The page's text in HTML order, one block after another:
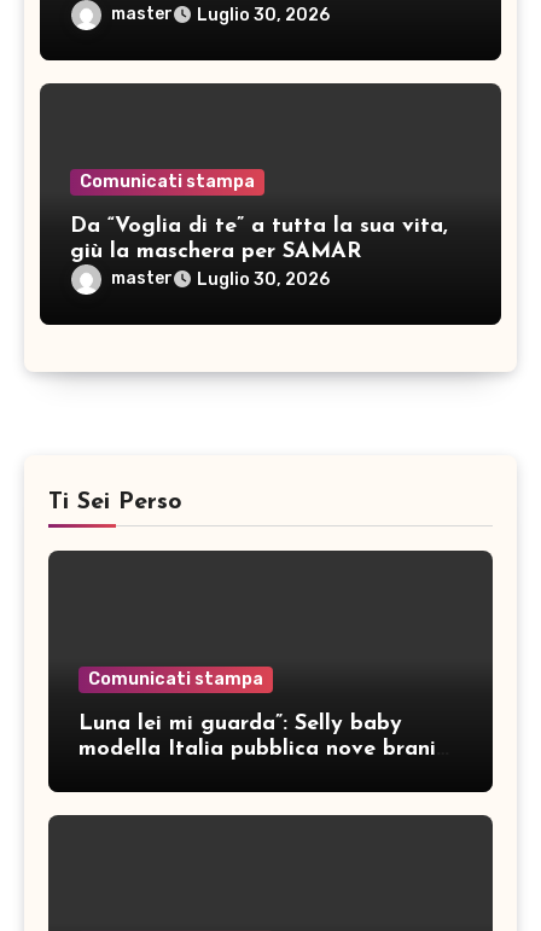
master Luglio 30, 2026
Comunicati stampa
Da “Voglia di te” a tutta la sua vita,
giù la maschera per SAMAR
master Luglio 30, 2026
Ti Sei Perso
Comunicati stampa
Luna lei mi guarda”: Selly baby
modella Italia pubblica nove brani